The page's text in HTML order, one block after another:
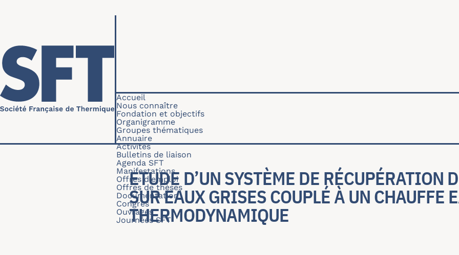
Navigation principale
Accueil
Nous connaître
Fondation et objectifs
Organigramme
Groupes thématiques
Annuaire
Activités
Bulletins de liaison
Agenda SFT
Manifestations
Offres d'emploi
Offres de thèses
Documentation
Congrès
Ouvrages
Journées SFT
ETUDE D’UN SYSTÈME DE RÉCUPÉRATION
SUR EAUX GRISES COUPLÉ À UN CHAUFFE
THERMODYNAMIQUE